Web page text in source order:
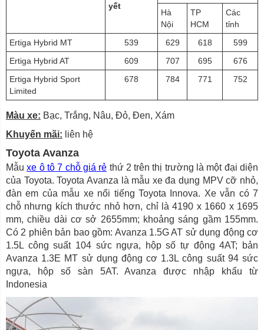
yết
Hà
Nội
TP
HCM
Các
tỉnh
Ertiga Hybrid MT
539 629 618
599
Ertiga Hybrid AT
609 707 695
676
Ertiga Hybrid Sport
Limited
678 784 771 752
Màu xe: Bạc, Trắng, Nâu, Đỏ, Đen, Xám
Khuyến mãi: liên hệ
Toyota Avanza
Mẫuxe ô tô 7 chỗ giá rẻ thứ 2 trên thị trường là một đại diện
của Toyota. Toyota Avanza là mẫu xe đa dụng MPV cỡ nhỏ,
đàn em của mẫu xe nổi tiếng Toyota Innova. Xe vẫn có 7
chỗ nhưng kích thước nhỏ hơn, chỉ là 4190 x 1660 x 1695
mm, chiều dài cơ sở 2655mm; khoảng sáng gầm 155mm.
Có 2 phiên bản bao gồm: Avanza 1.5G AT sử dụng động cơ
1.5L công suất 104 sức ngựa, hộp số tự động 4AT; bản
Avanza 1.3E MT sử dụng động cơ 1.3L công suất 94 sức
ngựa, hộp số sàn 5AT. Avanza được nhập khẩu từ
Indonesia